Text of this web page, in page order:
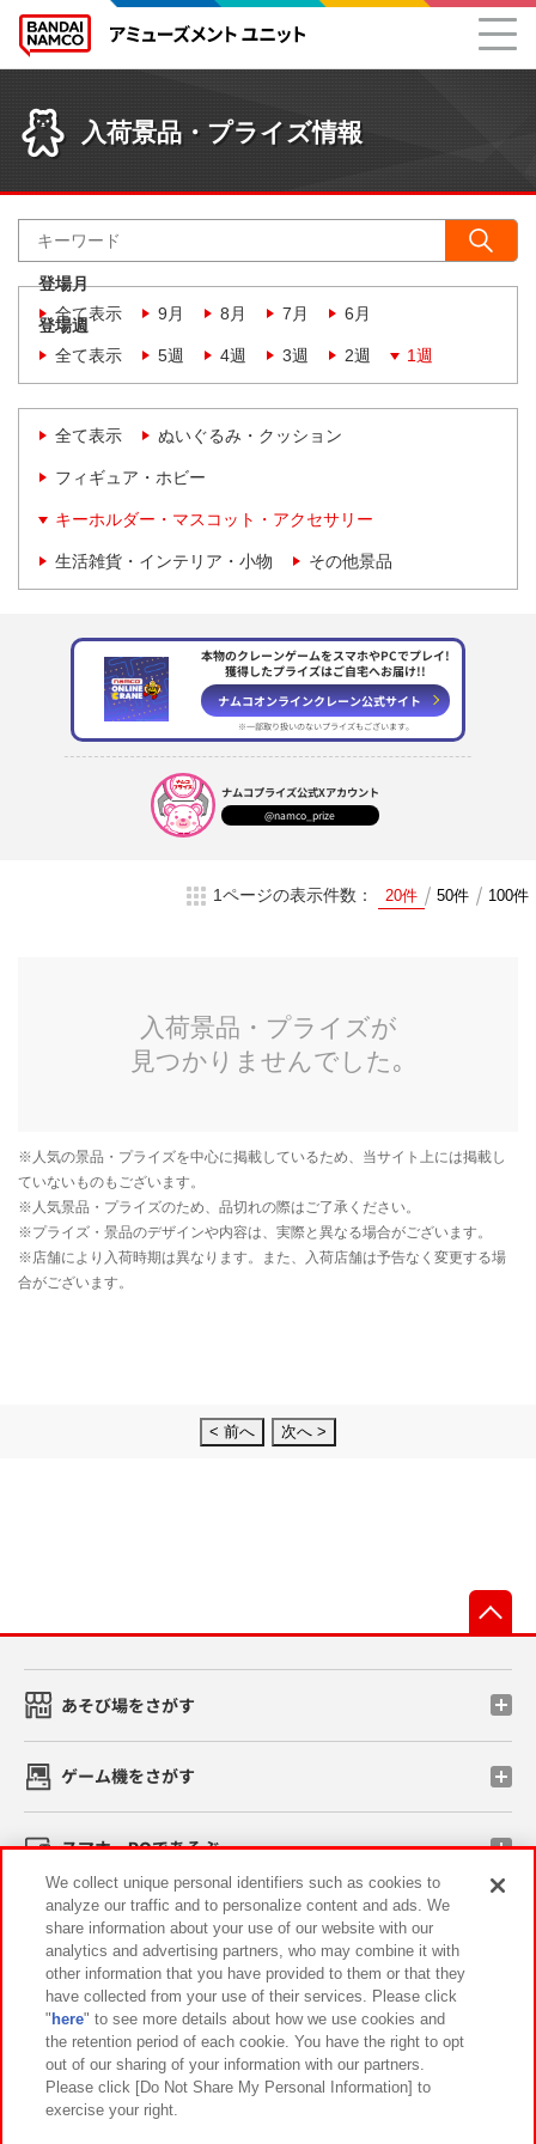
入荷景品・プライズ情報
登場月
全て表示
9月 8月 7月 6月
登場週
全て表示
5週 4週 3週 2週 1週
全て表示 ぬいぐるみ・クッション
フィギュア・ホビー
キーホルダー・マスコット・アクセサリー
生活雑貨・インテリア・小物 その他景品
本物のクレーンゲームをスマホやPCでプレイ!
獲得したプライズはご自宅へお届け!!
ナムコオンラインクレーン公式サイト
※一部取り扱いのないプライズもございます。
ナムコプライズ公式Xアカウント
@namco_prize
1ページの表示件数： 20件 50件 100件
< 前へ 次へ >
あそび場をさがす
ゲーム機をさがす
スマホ・PCであそぶ
イベント・キャンペーン
関連会社 サステナビリティ サイトポリシー
プライバシーポリシー ウェブアクセシビリティ方針と検証結果
お取引先さまとともに
We collect unique personal identifiers such as cookies to
analyze our traffic and to personalize content and ads. We
share information about your use of our website with our
analytics and advertising partners, who may combine it with
other information that you have provided to them or that they
have collected from your use of their services. Please click
" here" to see more details about how we use cookies and
the retention period of each cookie. You have the right to opt
out of our sharing of your information with our partners.
Please click [Do Not Share My Personal Information] to
exercise your right.